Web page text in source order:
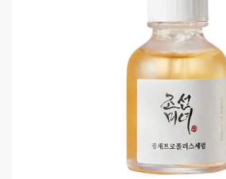
Protector Solar en Barra No.1
Parche para granitos
Rastrear mi Pedido
Parches para granitos
Parches para manchitas